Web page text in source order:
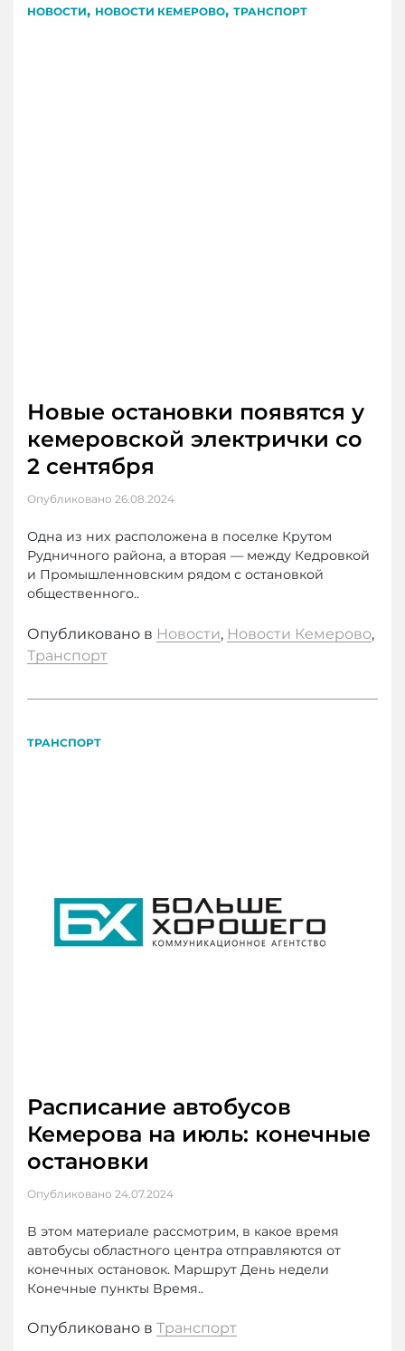
НОВОСТИ, НОВОСТИ КЕМЕРОВО, ТРАНСПОРТ
Новые остановки появятся у
кемеровской электрички со
2 сентября
Опубликовано 26.08.2024
Одна из них расположена в поселке Крутом
Рудничного района, а вторая — между Кедровкой
и Промышленновским рядом с остановкой
общественного..
Опубликовано в Новости, Новости Кемерово,
Транспорт
ТРАНСПОРТ
Расписание автобусов
Кемерова на июль: конечные
остановки
Опубликовано 24.07.2024
В этом материале рассмотрим, в какое время
автобусы областного центра отправляются от
конечных остановок. Маршрут День недели
Конечные пункты Время..
Опубликовано в Транспорт